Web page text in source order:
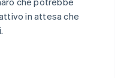
in attesa che